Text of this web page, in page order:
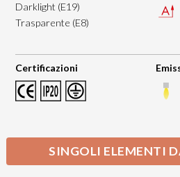
Darklight (E19)
Trasparente (E8)
Certificazioni
SINGOLI ELEMENTI